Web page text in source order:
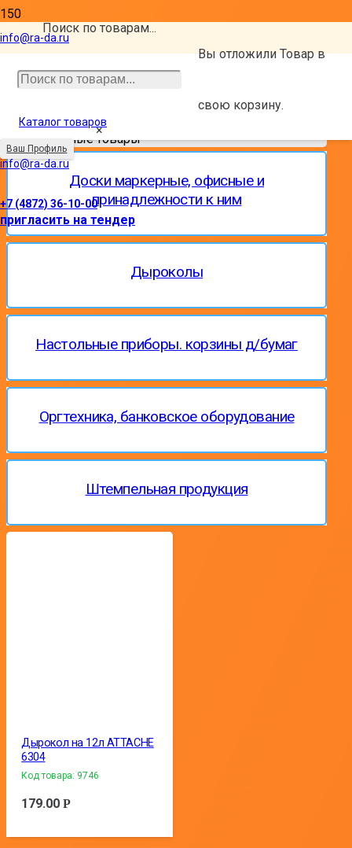
info@ra-da.ru
Поиск по товарам...
×
Вы отложилиТоварв
свою корзину.
Каталог товаров
Ваш Профиль
info@ra-da.ru
+7 (4872) 36-10-00
пригласить на тендер
Офисные товары
Офисные товары
Доски маркерные, офисные и
принадлежности к ним
Дыроколы
Настольные приборы. корзины д/бумаг
Оргтехника, банковское оборудование
Штемпельная продукция
Дырокол на 12л ATTACHE
6304
Код товара: 9746
179.00Р